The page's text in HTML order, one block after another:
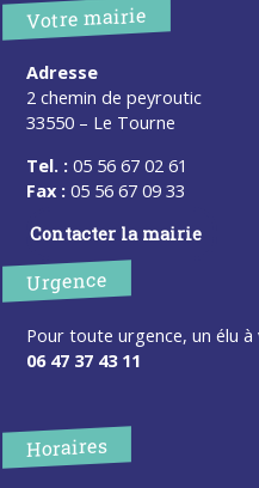
Votre mairie
Adresse
2 chemin de peyroutic
33550 – Le Tourne
Tel. : 05 56 67 02 61
Fax : 05 56 67 09 33
Contacter la mairie
Urgence
Pour toute urgence, un élu
06 47 37 43 11
Horaires